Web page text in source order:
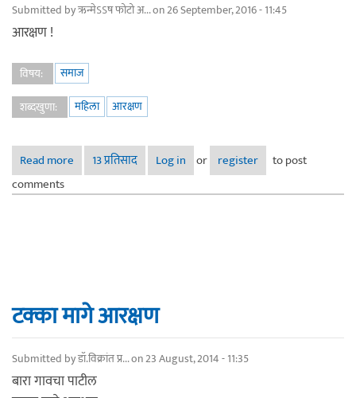
Submitted byऋन्मेऽऽष फोटो अ...on 26 September, 2016 - 11:45
आरक्षण !
विषय:
समाज
शब्दखुणा:
महिला आरक्षण
Read more about आरक्षण आणि महिला आरक्षण
13 प्रतिसाद Log in or register
to post
comments
टक्का मागे आरक्षण
Submitted byडॉ.विक्रांत प्र...on 23 August, 2014 - 11:35
बारा गावचा पाटील